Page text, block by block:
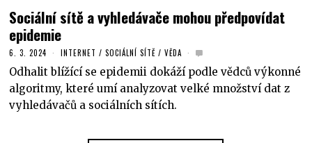
Sociální sítě a vyhledávače mohou předpovídat
epidemie
6. 3. 2024 INTERNET / SOCIÁLNÍ SÍTĚ / VĚDA
Odhalit blížící se epidemii dokáží podle vědců výkonné
algoritmy, které umí analyzovat velké množství dat z
vyhledávačů a sociálních sítích.